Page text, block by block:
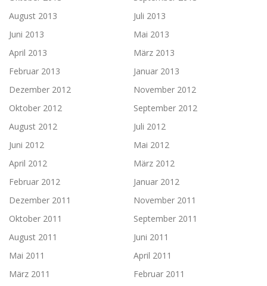
August 2013
Juli 2013
Juni 2013
Mai 2013
April 2013
März 2013
Februar 2013
Januar 2013
Dezember 2012
November 2012
Oktober 2012
September 2012
August 2012
Juli 2012
Juni 2012
Mai 2012
April 2012
März 2012
Februar 2012
Januar 2012
Dezember 2011
November 2011
Oktober 2011
September 2011
August 2011
Juni 2011
Mai 2011
April 2011
März 2011
Februar 2011